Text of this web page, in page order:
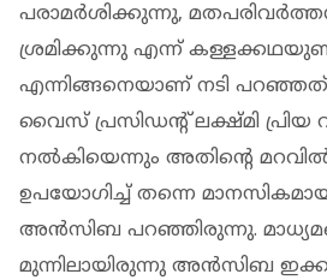
പരാമർശിക്കുന്നു,
ശ്രമിക്കുന്നു എന്ന്
എന്നിങ്ങനെയാണ് നടി
വൈസ് പ്രസിഡന്റ് ലക്ഷ്മി പ്രിയ
നൽകിയെന്നും അതിന്റെ
ഉപയോഗിച്ച് തന്നെ
അൻസിബ പറഞ്ഞിരുന്നു.
മുന്നിലായിരുന്നു അൻസിബ